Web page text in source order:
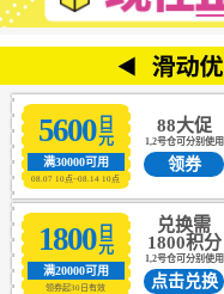
5600日元
满30000可用
08.07 10点~08.14 10点
88大促
1,2号仓可分别使用
领券
1800日元
满20000可用
领券起30日有效
兑换需
1800积分
1,2号仓可分别使用
点击兑换